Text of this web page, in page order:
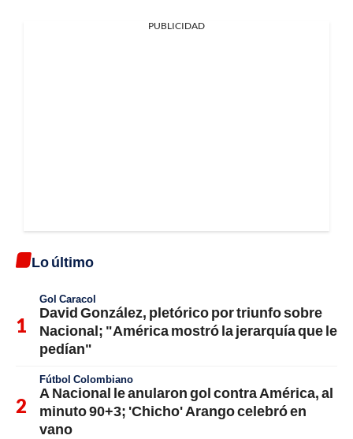
PUBLICIDAD
Lo último
Gol Caracol
David González, pletórico por triunfo sobre
Nacional; "América mostró la jerarquía que le
pedían"
Fútbol Colombiano
A Nacional le anularon gol contra América, al
minuto 90+3; 'Chicho' Arango celebró en
vano